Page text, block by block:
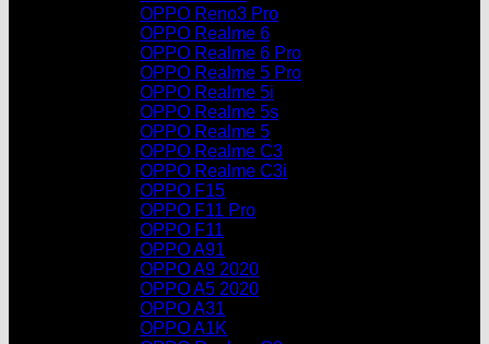
OPPO Reno3 Pro
OPPO Realme 6
OPPO Realme 6 Pro
OPPO Realme 5 Pro
OPPO Realme 5i
OPPO Realme 5s
OPPO Realme 5
OPPO Realme C3
OPPO Realme C3i
OPPO F15
OPPO F11 Pro
OPPO F11
OPPO A91
OPPO A9 2020
OPPO A5 2020
OPPO A31
OPPO A1K